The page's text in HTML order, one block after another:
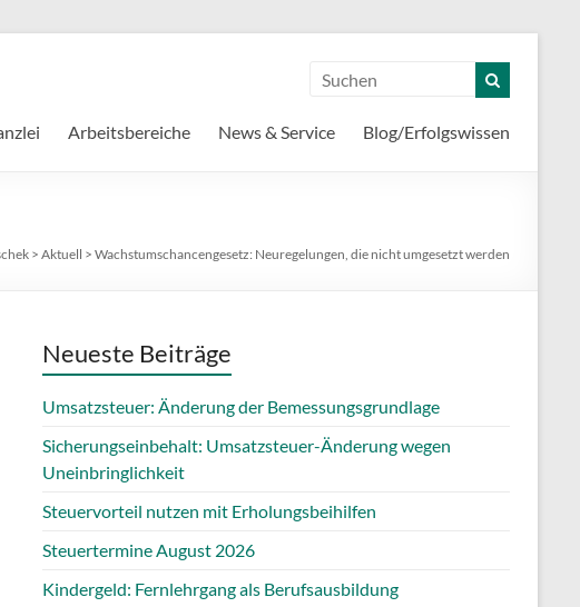
Arbeitsbereiche News & Service Blog/Erfolgswissen
> Aktuell > Wachstumschancengesetz: Neuregelungen, die nicht umgesetzt werden
Neueste Beiträge
Umsatzsteuer: Änderung der Bemessungsgrundlage
Sicherungseinbehalt: Umsatzsteuer-Änderung wegen
Uneinbringlichkeit
Steuervorteil nutzen mit Erholungsbeihilfen
Steuertermine August 2026
Kindergeld: Fernlehrgang als Berufsausbildung